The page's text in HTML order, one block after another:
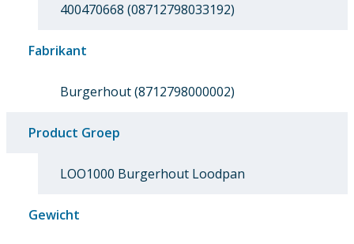
400470668 (08712798033192)
Fabrikant
Burgerhout (8712798000002)
Product Groep
LOO1000 Burgerhout Loodpan
Gewicht